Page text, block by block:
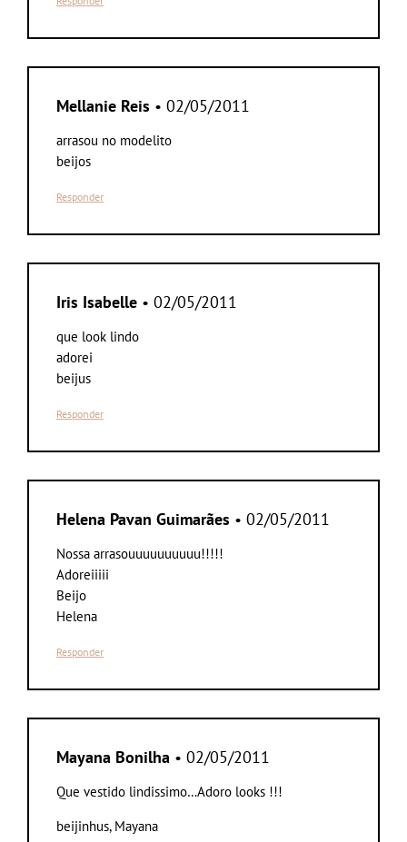
Mellanie Reis • 02/05/2011
arrasou no modelito
beijos
Responder
Iris Isabelle • 02/05/2011
que look lindo
adorei
beijus
Responder
Helena Pavan Guimarães • 02/05/2011
Nossa arrasouuuuuuuuuu!!!!!
Adoreiiiii
Beijo
Helena
Responder
Mayana Bonilha • 02/05/2011
Que vestido lindissimo…Adoro looks !!!
beijinhus, Mayana